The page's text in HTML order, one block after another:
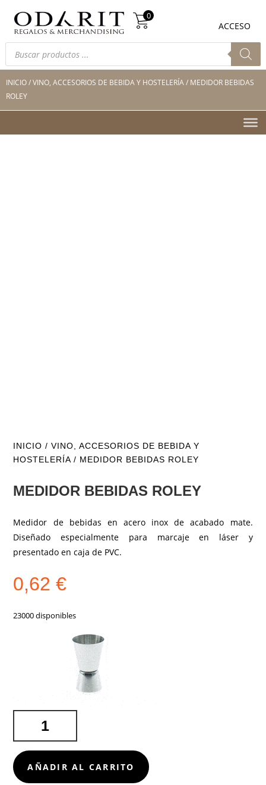
Búsqueda
de
productos
0
ACCESO
0
Búsqueda
productos
INICIO/VINO, ACCESORIOS DE BEBIDA Y HOSTELERÍA/ MEDIDOR BEBIDAS
ROLEY
INICIO /VINO, ACCESORIOS DE BEBIDA Y
HOSTELERÍA/ MEDIDOR BEBIDAS ROLEY
MEDIDOR BEBIDAS ROLEY
Medidor de bebidas en acero inox de acabado mate.
Diseñado especialmente para marcaje en láser y
presentado en caja de PVC.
0,62€
23000 disponibles
BEBIDAS
ROLEY
CANTIDAD
AÑADIR AL CARRITO